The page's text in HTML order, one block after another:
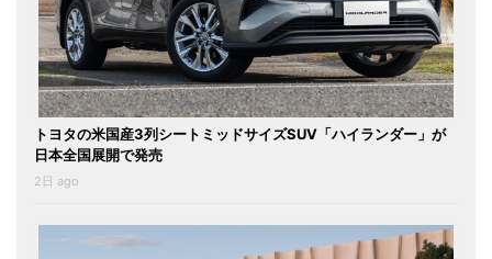
トヨタの米国産3列シートミッドサイズSUV「ハイランダー」が
日本全国展開で発売
2日 ago